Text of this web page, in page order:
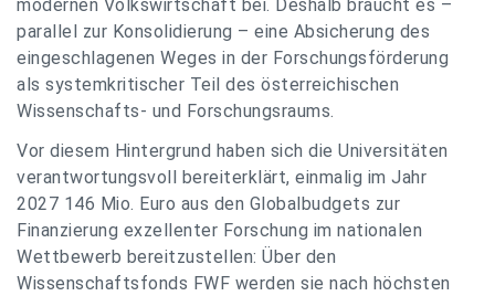
modernen Volkswirtschaft bei. Deshalb braucht es –
parallel zur Konsolidierung – eine Absicherung des
eingeschlagenen Weges in der Forschungsförderung
als systemkritischer Teil des österreichischen
Wissenschafts- und Forschungsraums.
Vor diesem Hintergrund haben sich die Universitäten
verantwortungsvoll bereiterklärt, einmalig im Jahr
2027 146 Mio. Euro aus den Globalbudgets zur
Finanzierung exzellenter Forschung im nationalen
Wettbewerb bereitzustellen: Über den
Wissenschaftsfonds FWF werden sie nach höchsten